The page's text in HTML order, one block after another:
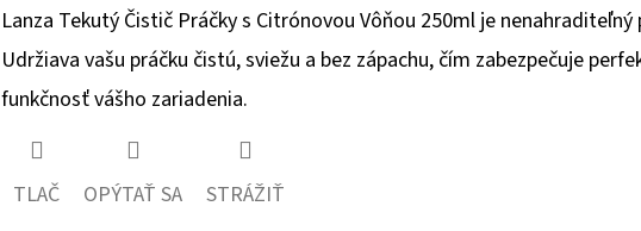
Lanza Tekutý Čistič Práčky s Citrónovou Vôňou 250ml je
Udržiava vašu práčku čistú, sviežu a bez zápachu, čím zabezpečuje
funkčnosť vášho zariadenia.
TLAČ OPÝTAŤ SA STRÁŽIŤ